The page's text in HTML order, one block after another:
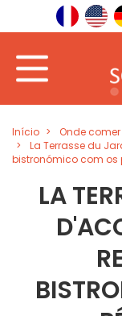
Início Onde comer
La Terrasse du
bistronómico com os
LA